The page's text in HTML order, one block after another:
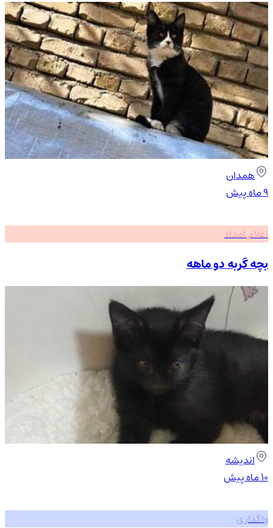
همدان
۹ ماه پیش
اعلام امداد
بچه گربه دو ماهه
اندیشه
۱۰ ماه پیش
واگذاری